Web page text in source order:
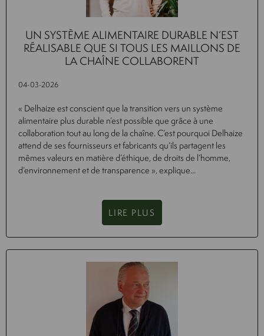
UN SYSTÈME ALIMENTAIRE DURABLE N’EST
RÉALISABLE QUE SI TOUS LES MAILLONS DE
LA CHAÎNE COLLABORENT
04-03-2026
« Delhaize est conscient que la transition vers un système
alimentaire plus durable n’est possible que grâce à une
collaboration tout au long de la chaîne. C’est pourquoi Delhaize
attend de ses fournisseurs et fabricants qu’ils partagent les
mêmes valeurs en matière d’éthique, de droits de l’homme,
d’environnement et de transparence », explique...
LIRE PLUS